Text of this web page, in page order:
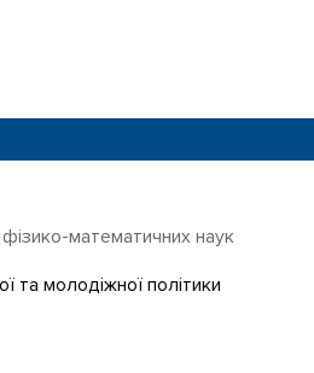
математичних наук
та молодіжної політики